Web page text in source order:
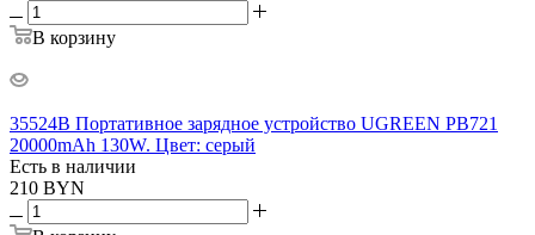
В корзину
35524B Портативное зарядное устройство UGREEN PB721
20000mAh 130W. Цвет: серый
Есть в наличии
210 BYN